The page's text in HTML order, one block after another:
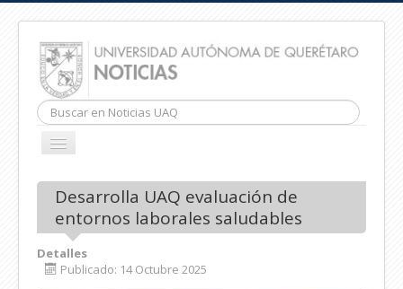
Buscar...
CAMBIAR
Desarrolla UAQ evaluación de
entornos laborales saludables
Detalles
Publicado: 14 Octubre 2025